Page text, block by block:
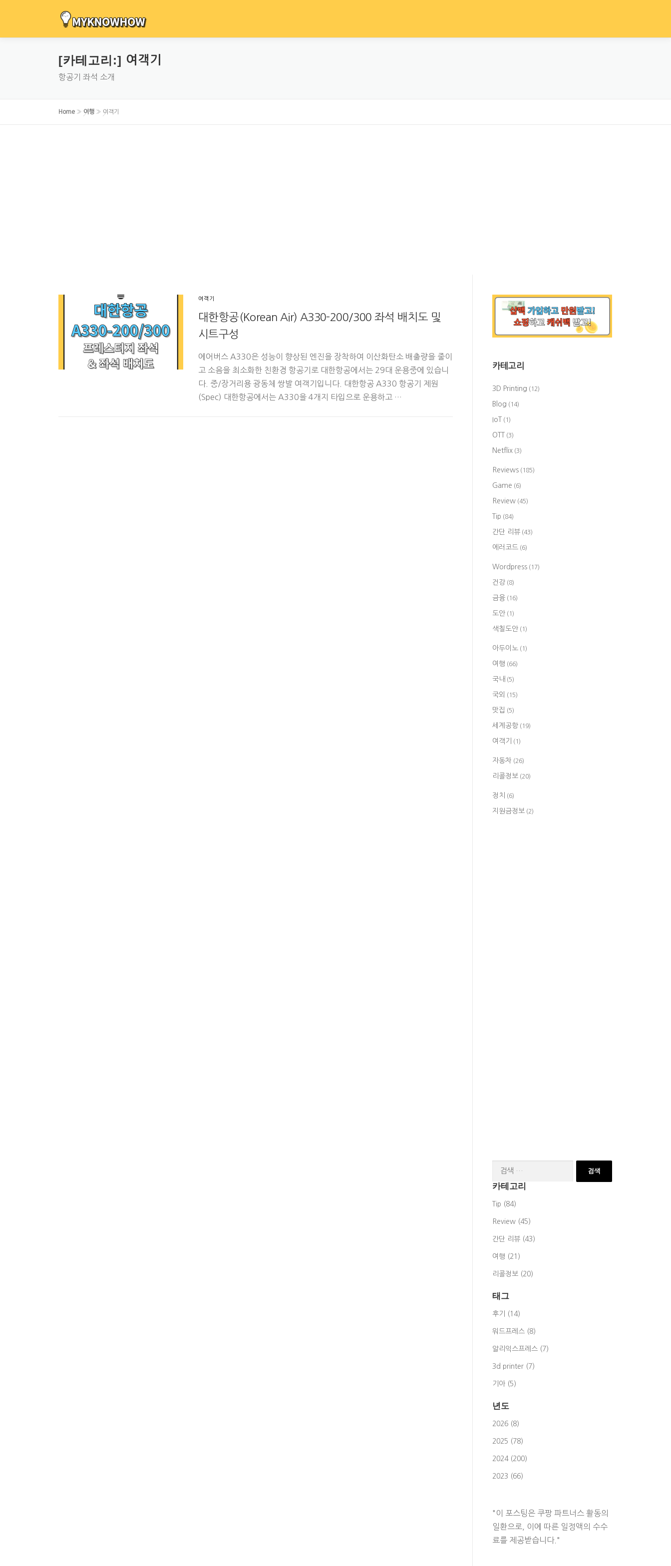
[카테고리:] 여객기
항공기 좌석 소개
Home » 여행 » 여객기
여객기
대한항공(Korean Air) A330-200/300 좌석 배치도 및
시트구성
에어버스 A330은 성능이 향상된 엔진을 장착하여 이산화탄소 배출량을 줄이
고 소음을 최소화한 친환경 항공기로 대한항공에서는 29대 운용중에 있습니
다. 중/장거리용 광동체 쌍발 여객기입니다. 대한항공 A330 항공기 제원
(Spec) 대한항공에서는 A330을 4개지 타입으로 운용하고 …
카테고리
3D Printing (12)
Blog (14)
IoT (1)
OTT (3)
Netflix (3)
Reviews (185)
Game (6)
Review (45)
Tip (84)
간단 리뷰 (43)
에러코드 (6)
Wordpress (17)
건강 (8)
금융 (16)
도안 (1)
색칠도안 (1)
아두이노 (1)
여행 (66)
국내 (5)
국외 (15)
맛집 (5)
세계공항 (19)
여객기 (1)
자동차 (26)
리콜정보 (20)
정치 (6)
지원금정보 (2)
색:
카테고리
Tip (84)
Review (45)
간단 리뷰 (43)
여행 (21)
리콜정보 (20)
태그
후기 (14)
워드프레스 (8)
알리익스프레스 (7)
3d printer (7)
기아 (5)
년도
2026 (8)
2025 (78)
2024 (200)
2023 (66)
"이 포스팅은 쿠팡 파트너스 활동의
일환으로, 이에 따른 일정액의 수수
료를 제공받습니다."